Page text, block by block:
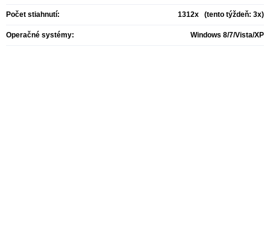
Počet stiahnutí: 1312x (tento týždeň: 3x)
Operačné systémy: Windows 8/7/Vista/XP